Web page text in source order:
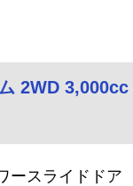
2WD
ースライドド